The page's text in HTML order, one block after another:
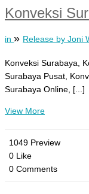
Konveksi
in » Release by Joni
Konveksi Surabaya,
Surabaya Pusat,
Surabaya Online, [...]
View More
1049 Preview
0 Like
0 Comments